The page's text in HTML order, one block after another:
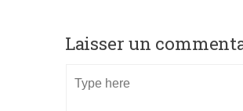
Laisser un